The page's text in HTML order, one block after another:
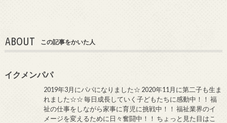
ABOUT この記事をかいた人
イクメンパパ
2019年3月にパパになりました☆ 2020年11月に第二子も生ま
れました☆☆ 毎日成長していく子どもたちに感動中！！ 福
祉の仕事をしながら家事に育児に挑戦中！！ 福祉業界のイ
メージを変えるために日々奮闘中！！ ちょっと見た目はこ